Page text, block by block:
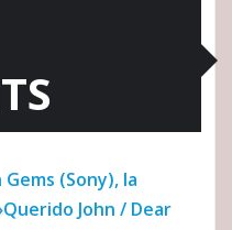
Gems (Sony), la
John / Dear